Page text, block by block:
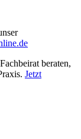
beraten,
Jetzt